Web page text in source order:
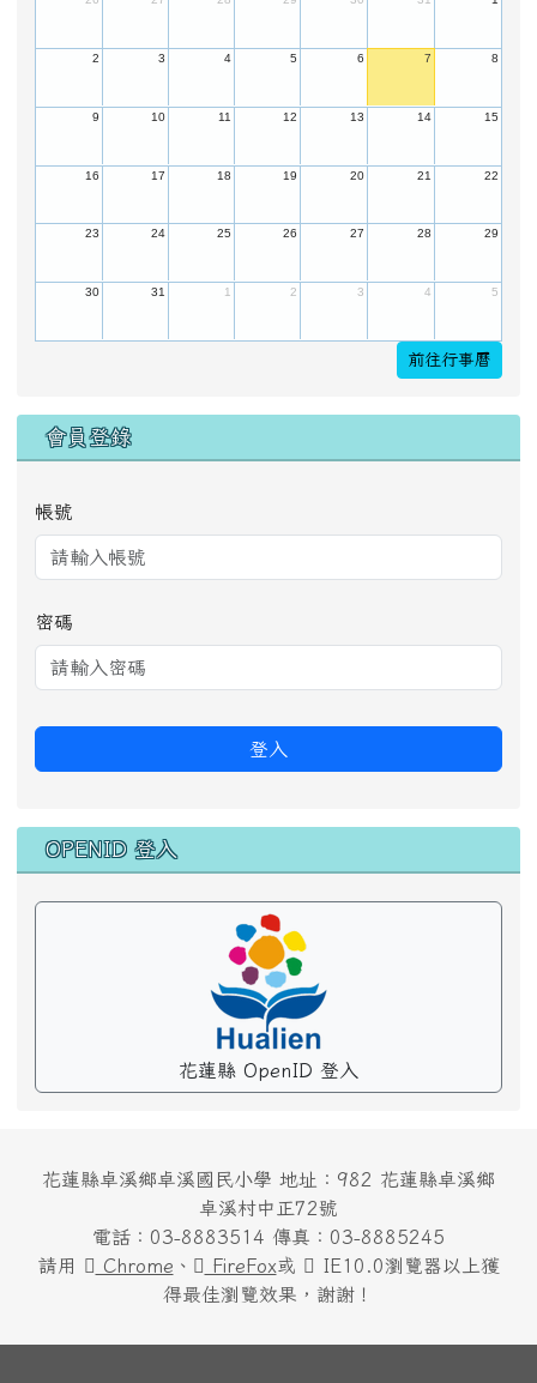
2 3 4 5 6 7 8
9 10 11 12 13 14 15
16 17 18 19 20 21 22
23 24 25 26 27 28 29
30 31 1 2 3 4 5
前往行事曆
會員登錄
帳號
密碼
登入
OPENID 登入
花蓮縣 OpenID 登入
花蓮縣卓溪鄉卓溪國民小學 地址：982 花蓮縣卓溪鄉
卓溪村中正72號
電話：03-8883514 傳真：03-8885245
請用
Chrome 、 FireFox或
IE10.0瀏覽器以上獲
得最佳瀏覽效果，謝謝！